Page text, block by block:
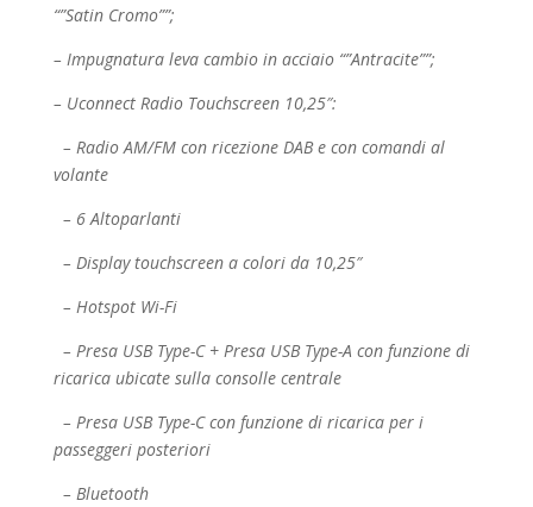
“”Satin Cromo””;
– Impugnatura leva cambio in acciaio “”Antracite””;
– Uconnect Radio Touchscreen 10,25″:
– Radio AM/FM con ricezione DAB e con comandi al
volante
– 6 Altoparlanti
– Display touchscreen a colori da 10,25″
– Hotspot Wi-Fi
– Presa USB Type-C + Presa USB Type-A con funzione di
ricarica ubicate sulla consolle centrale
– Presa USB Type-C con funzione di ricarica per i
passeggeri posteriori
– Bluetooth